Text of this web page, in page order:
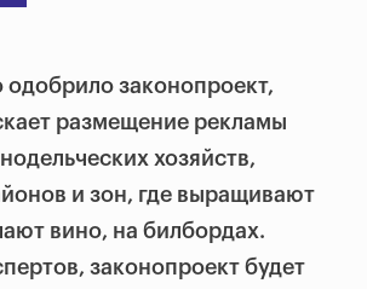
одобрило законопроект,
размещение рекламы
хозяйств,
и зон, где выращивают
вино, на билбордах.
законопроект будет